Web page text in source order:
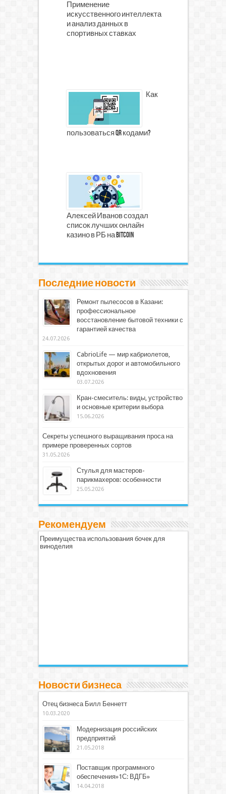
Применение
искусственного интеллекта
и анализ данных в
спортивных ставках
Как
пользоваться qr кодами?
Алексей Иванов создал
список лучших онлайн
казино в РБ на Bitcoin
Последние новости
Ремонт пылесосов в Казани:
профессиональное
восстановление бытовой техники с
гарантией качества
24.07.2026
CabrioLife — мир кабриолетов,
открытых дорог и автомобильного
вдохновения
03.07.2026
Кран-смеситель: виды, устройство
и основные критерии выбора
15.06.2026
Секреты успешного выращивания проса на
примере проверенных сортов
31.05.2026
Стулья для мастеров-
парикмахеров: особенности
25.05.2026
Рекомендуем
Преимущества использования бочек для
виноделия
Новости бизнеса
Отец бизнеса Билл Беннетт
10.03.2020
Модернизация российских
предприятий
21.05.2018
Поставщик программного
обеспечения»1С: ВДГБ»
14.04.2018